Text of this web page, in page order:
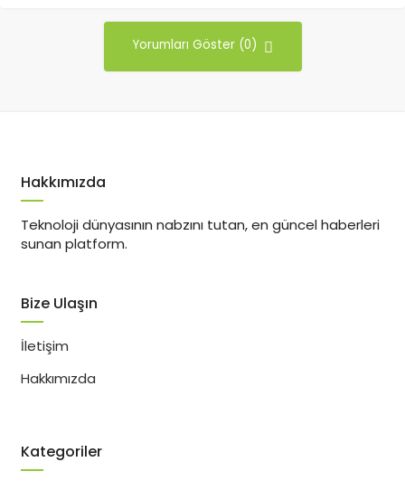
Yorumları Göster (0)
Hakkımızda
Teknoloji dünyasının nabzını tutan, en güncel haberleri
sunan platform.
Bize Ulaşın
İletişim
Hakkımızda
Kategoriler